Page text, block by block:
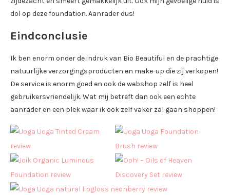
dol op deze foundation. Aanrader dus!
Eindconclusie
Ik ben enorm onder de indruk van Bio Beautiful en de prachtige
natuurlijke verzorgingsproducten en make-up die zij verkopen!
De service is enorm goed en ook de webshop zelf is heel
gebruikersvriendelijk. Wat mij betreft dan ook een echte
aanrader en een plek waar ik ook zelf vaker zal gaan shoppen!